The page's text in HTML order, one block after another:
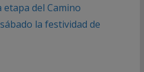
del Camino
la festividad de